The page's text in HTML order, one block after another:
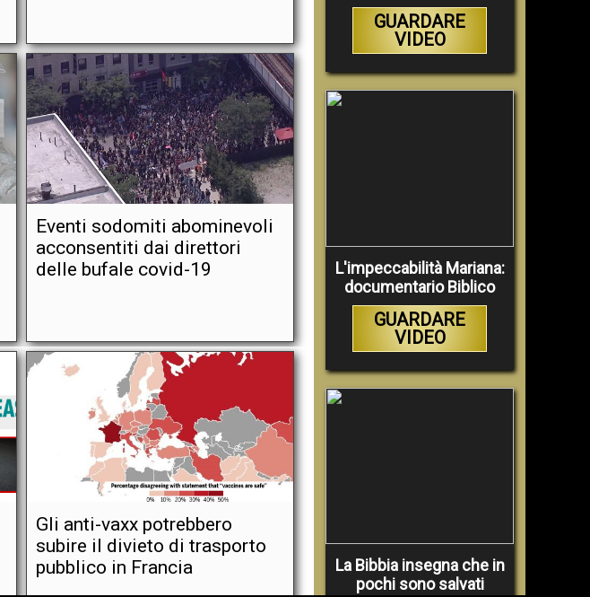
Eventi sodomiti abominevoli
acconsentiti dai direttori
delle bufale covid-19
Gli anti-vaxx potrebbero
subire il divieto di trasporto
pubblico in Francia
GUARDARE
VIDEO
L'impeccabilità Mariana:
documentario Biblico
GUARDARE
VIDEO
La Bibbia insegna che in
pochi sono salvati